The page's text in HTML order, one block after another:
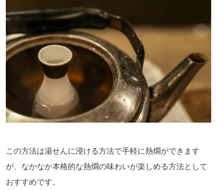
この方法は湯せんに浸ける方法で手軽に熱燗ができます
が、なかなか本格的な熱燗の味わいが楽しめる方法として
おすすめです。